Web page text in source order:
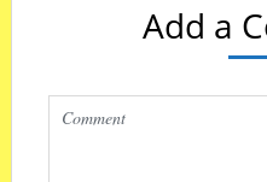
Add a